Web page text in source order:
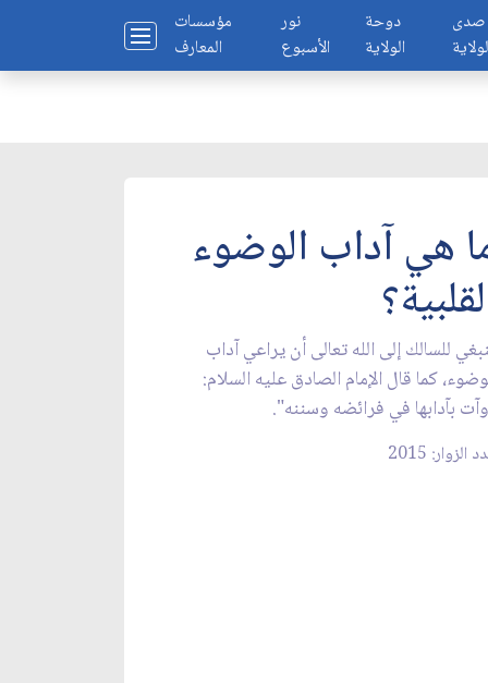
مؤسسات
المعارف
نور
الأسبوع
دوحة
الولاية
صدى
هي آداب الوضوء
للسالك إلى الله تعالى أن يراعي آداب
كما قال الإمام الصادق عليه السلام:
بآدابها في فرائضه وسننه".
الزوار: 2015